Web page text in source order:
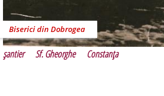
Biserici din Dobrogea
şantier Sf. Gheorghe Constanţa